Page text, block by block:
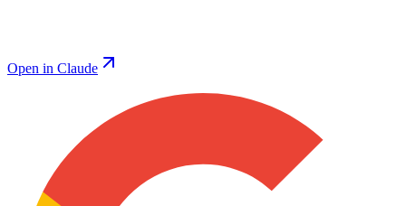
Open in Claude